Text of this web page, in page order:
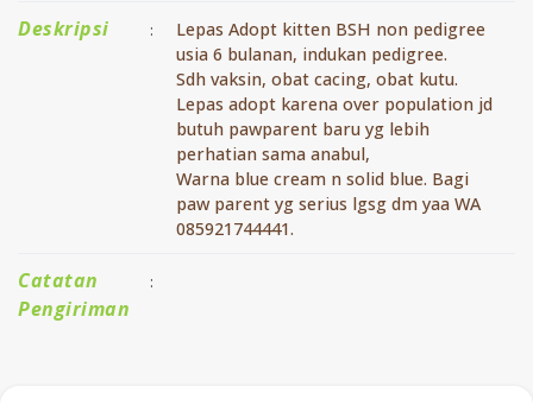
Deskripsi :
Lepas Adopt kitten BSH non pedigree
usia 6 bulanan, indukan pedigree.
Sdh vaksin, obat cacing, obat kutu.
Lepas adopt karena over population jd
butuh pawparent baru yg lebih
perhatian sama anabul,
Warna blue cream n solid blue. Bagi
paw parent yg serius lgsg dm yaa WA
085921744441.
Catatan
Pengiriman
: